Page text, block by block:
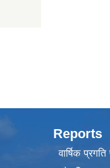
Reports
वार्षिक